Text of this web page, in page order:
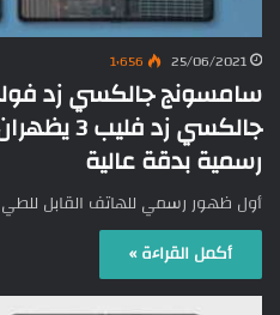
25/06/2021 1٬656
جالكسي
رسمية بدقة عالية
أول ظهور رسمي للهاتف القابل
أكمل القراءة »